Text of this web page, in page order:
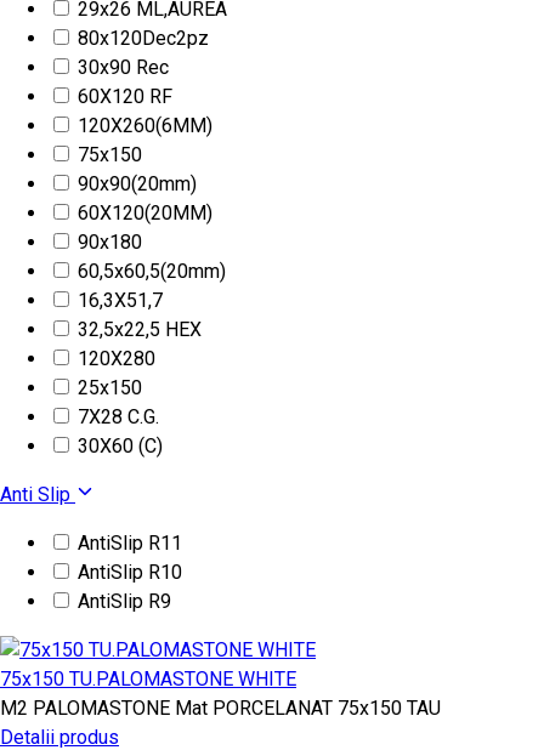
29x26 ML,AUREA
80x120Dec2pz
30x90 Rec
60X120 RF
120X260(6MM)
75x150
90x90(20mm)
60X120(20MM)
90x180
60,5x60,5(20mm)
16,3X51,7
32,5x22,5 HEX
120X280
25x150
7X28 C.G.
30X60 (C)
Anti Slip
AntiSlip R11
AntiSlip R10
AntiSlip R9
75x150 TU.PALOMASTONE WHITE
M2 PALOMASTONE Mat PORCELANAT 75x150 TAU
Detalii produs